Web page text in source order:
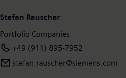
Stefan Rauscher
Portfolio Companies
+49 (911) 895-7952
stefan.rauscher@siemens.com